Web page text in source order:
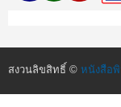
สงวนลิขสิทธิ์ © หนังสือ